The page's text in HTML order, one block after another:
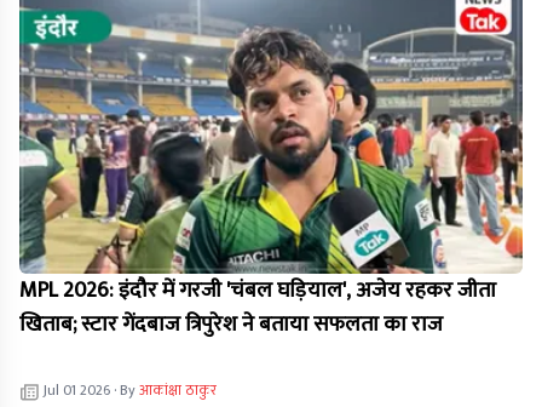
MPL 2026: इंदौर में गरजी 'चंबल घड़ियाल', अजेय रहकर जीता
खिताब; स्टार गेंदबाज त्रिपुरेश ने बताया सफलता का राज
Jul 01 2026 · Byआकांक्षा ठाकुर